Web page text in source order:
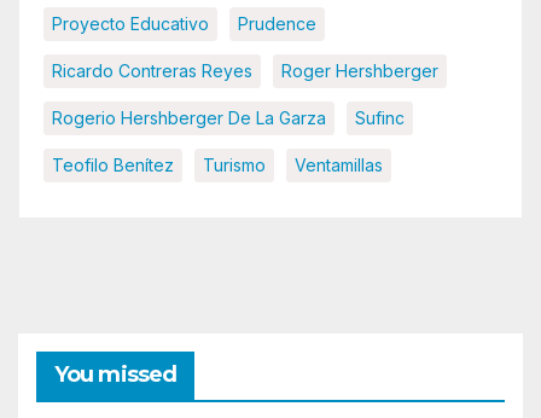
Proyecto Educativo Prudence
Ricardo Contreras Reyes Roger Hershberger
Rogerio Hershberger De La Garza Sufinc
Teofilo Benítez Turismo Ventamillas
You missed